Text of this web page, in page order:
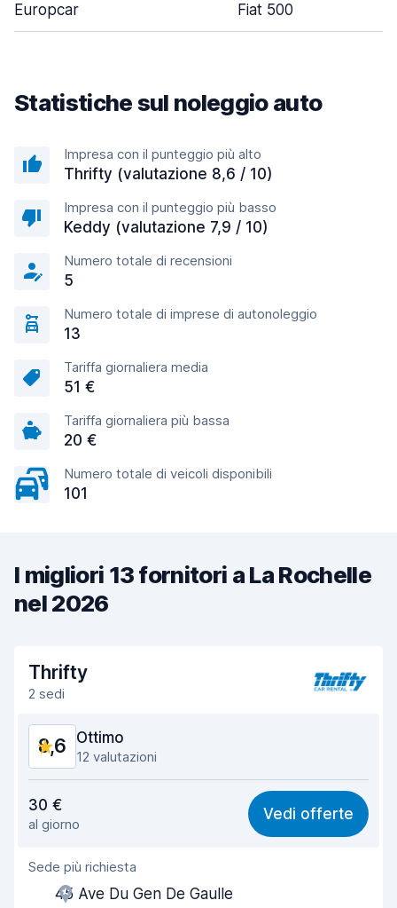
Europcar Fiat 500
Statistiche sul noleggio auto
Impresa con il punteggio più alto
Thrifty (valutazione 8,6 / 10)
Impresa con il punteggio più basso
Keddy (valutazione 7,9 / 10)
Numero totale di recensioni
5
Numero totale di imprese di autonoleggio
13
Tariffa giornaliera media
51 €
Tariffa giornaliera più bassa
20 €
Numero totale di veicoli disponibili
101
I migliori 13 fornitori a La Rochelle
nel 2026
Thrifty
2 sedi
8,6 Ottimo
12 valutazioni
8,3
Facile da trovare 8,8
Gentilezza degli agenti
30 €
al giorno
Vedi offerte
Sede più richiesta
45 Ave Du Gen De Gaulle